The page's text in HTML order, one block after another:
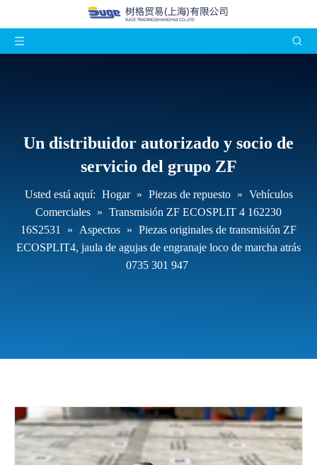
Un distribuidor autorizado y socio de
servicio del grupo ZF
Usted está aquí: Hogar » Piezas de repuesto » Vehículos
Comerciales » Transmisión ZF ECOSPLIT 4 162230
16S2531
» Aspectos » Piezas originales de transmisión ZF
ECOSPLIT4, jaula de agujas de engranaje loco de marcha atrás
0735 301 947